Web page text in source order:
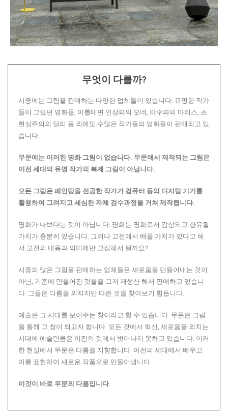
무엇이 다를까?
시중에는 그림을 판매하는 다양한 업체들이 있습니다. 유명한 작가
들이 그렸던 명화들, 이를테면 인상파의 모네, 야수파의 마티스, 초
현실주의의 달리 등 외에도 수많은 작가들의 명화들이 판매되고 있
습니다.
무문에는 이러한 명화 그림이 없습니다. 무문에서 제작되는 그림은
이전 세대의 유명 작가의 복제 그림이 아닙니다.
모든 그림은 페인팅을 전공한 작가가 컴퓨터 등의 디지털 기기를
활용하여 그려지고 세심한 자체 검수과정을 거쳐 제작됩니다.
명화가 나쁘다는 것이 아닙니다. 명화는 명화로서 감상되고 향유될
가치가 충분히 있습니다. 그러나 고전에서 배울 가치가 있다고 해
서 고전의 내용과 의미에만 고집해서 될까요?
시중의 많은 그림을 판매하는 업체들은 새로움을 만들어내는 것이
아닌, 기존에 만들어진 것들을 그저 재생산 해서 판매하고 있습니
다. 그들은 다름을 외치지만 다른 것을 찾아보기 힘듭니다.
예술은 그 시대를 보여주는 창이라고 할 수 있습니다. 무문은 그림
을 통해 그 창이 되고자 합니다. 모든 것에서 혁신, 새로움을 외치는
시대에 예술만큼은 이전의 것에서 벗어나지 못하고 있습니다. 이러
한 현실에서 무문은 다름을 지향합니다. 이전의 세대에서 배우고
이를 표현하여 새로운 작품으로 만들어냅니다.
이것이 바로 무문의 다름입니다.